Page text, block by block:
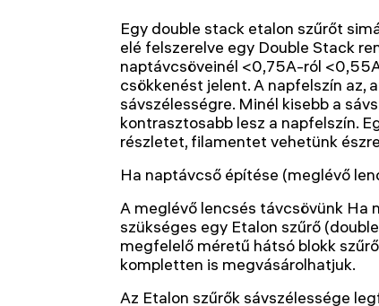
Egy double stack etalon szűrőt
elé felszerelve egy Double Stack
naptávcsöveinél <0,75A-ról
csökkenést jelent. A napfelszín az,
sávszélességre. Minél kisebb a
kontrasztosabb lesz a napfelszín.
részletet, filamentet vehetünk
Ha naptávcső építése (meglévő
A meglévő lencsés távcsövünk Ha
szükséges egy Etalon szűrő
megfelelő méretű hátsó blokk
kompletten is megvásárolhatjuk.
Az Etalon szűrők sávszélessége